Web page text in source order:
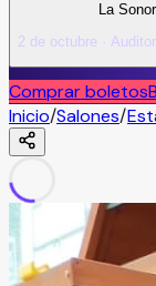
La
2 de octubre ·
Comprar boletos
Inicio/Salones/